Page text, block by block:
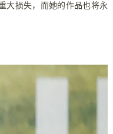
大损失，而她的作品也将永